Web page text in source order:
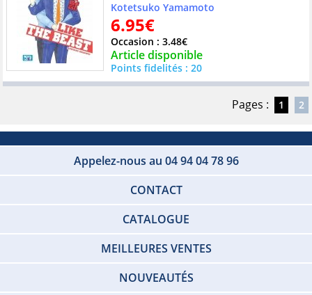
Kotetsuko Yamamoto
6.95€
Occasion : 3.48€
Article disponible
Points fidelités : 20
Pages : 1 2
Appelez-nous au 04 94 04 78 96
CONTACT
CATALOGUE
MEILLEURES VENTES
NOUVEAUTÉS